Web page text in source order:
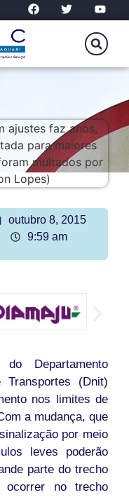
outubro 8, 2015
9:59 am
Departamento
Transportes (Dnit)
nos limites de
a mudança, que
por meio
leves poderão
parte do trecho
ocorrer no trecho